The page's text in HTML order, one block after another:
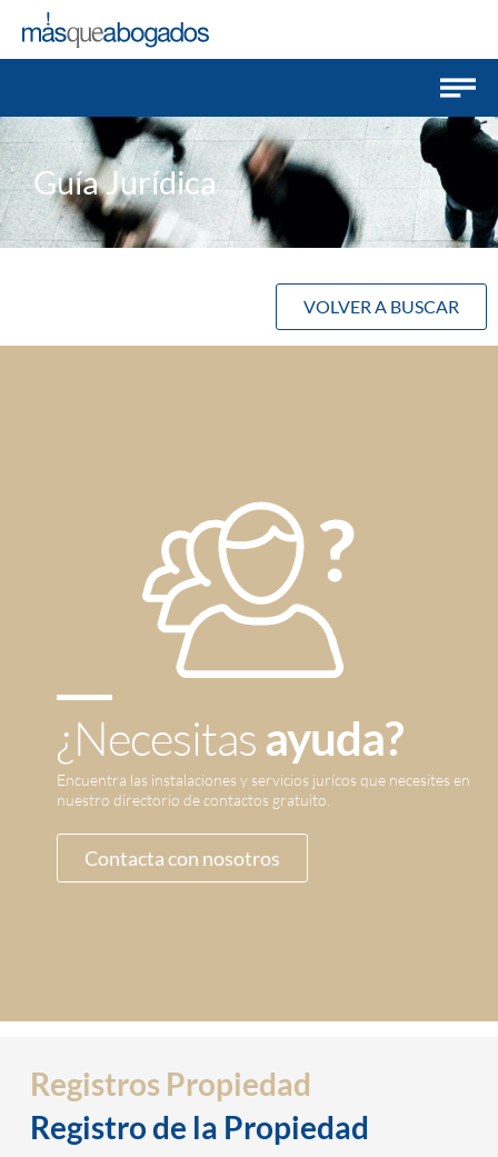
Guía Jurídica
VOLVER A BUSCAR
¿Necesitasayuda?
Encuentra las instalaciones y servicios jurícos que necesites en
nuestro directorio de contactos gratuito.
Contacta con nosotros
Registros Propiedad
Registro de la Propiedad